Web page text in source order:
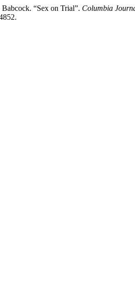
“Sex on Trial”. Columbia